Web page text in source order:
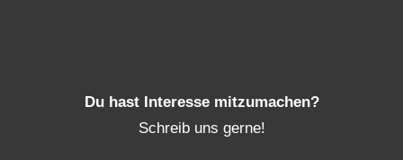
Du hast Interesse mitzumachen?
Schreib uns gerne!